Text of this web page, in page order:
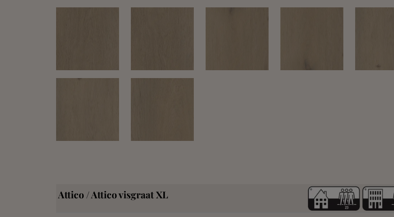
Attico / Attico visgraat XL